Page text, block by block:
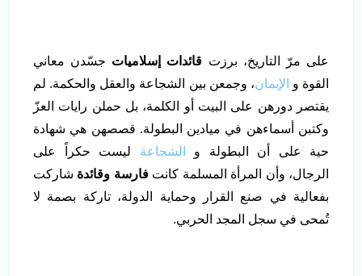
على مرّ التاريخ، برزت قائدات إسلاميات جسّدن معاني
القوة و الإيمان، وجمعن بين الشجاعة والعقل والحكمة. لم
يقتصر دورهن على البيت أو الكلمة، بل حملن رايات العزّ
وكتبن أسماءهن في ميادين البطولة. قصصهن هي شهادة
حية على أن البطولة و
الشجاعة ليست حكراً على
الرجال، وأن المرأة المسلمة كانتفارسة وقائدة شاركت
بفعالية في صنع القرار وحماية الدولة، تاركة بصمة لا
تُمحى في سجل المجد الحربي.